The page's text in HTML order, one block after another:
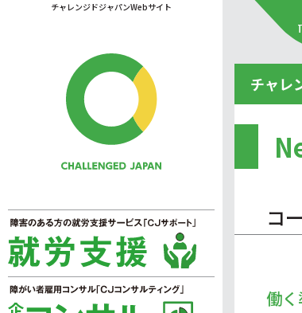
チャレンジドジャパンWebサイト
チャレ
コ
働